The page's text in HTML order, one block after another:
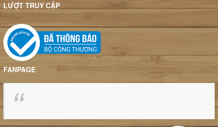
LƯỢT TRUY CẬP
FANPAGE